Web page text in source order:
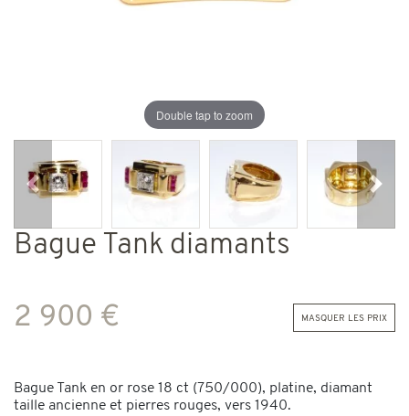
Double tap to zoom
Précédent
Bague Tank diamants
2 900 € masquer les prix
Bague Tank en or rose 18 ct (750/000), platine, diamant
taille ancienne et pierres rouges, vers 1940.